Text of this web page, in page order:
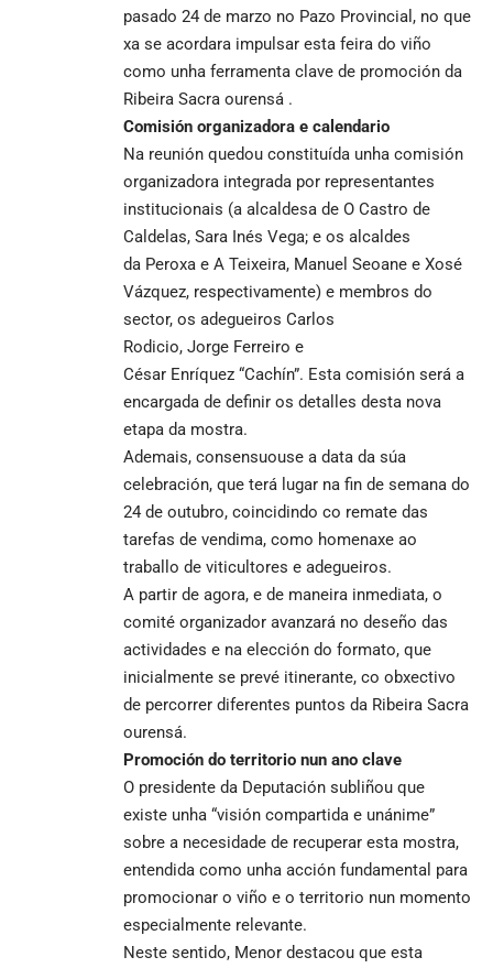
pasado 24 de marzo no Pazo Provincial, no que
xa se acordara impulsar esta feira do viño
como unha ferramenta clave de promoción da
Ribeira Sacra ourensá .
Comisión organizadora e calendario
Na reunión quedou constituída unha comisión
organizadora integrada por representantes
institucionais (a alcaldesa de O Castro de
Caldelas, Sara Inés Vega; e os alcaldes
da Peroxa e A Teixeira, Manuel Seoane e Xosé
Vázquez, respectivamente) e membros do
sector, os adegueiros Carlos
Rodicio, Jorge Ferreiro e
César Enríquez “Cachín”. Esta comisión será a
encargada de definir os detalles desta nova
etapa da mostra.
Ademais, consensuouse a data da súa
celebración, que terá lugar na fin de semana do
24 de outubro, coincidindo co remate das
tarefas de vendima, como homenaxe ao
traballo de viticultores e adegueiros.
A partir de agora, e de maneira inmediata, o
comité organizador avanzará no deseño das
actividades e na elección do formato, que
inicialmente se prevé itinerante, co obxectivo
de percorrer diferentes puntos da Ribeira Sacra
ourensá.
Promoción do territorio nun ano clave
O presidente da Deputación subliñou que
existe unha “visión compartida e unánime”
sobre a necesidade de recuperar esta mostra,
entendida como unha acción fundamental para
promocionar o viño e o territorio nun momento
especialmente relevante.
Neste sentido, Menor destacou que esta